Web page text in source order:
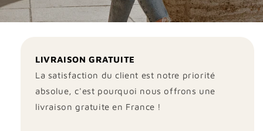
LIVRAISON GRATUITE
La satisfaction du client est notre priorité
absolue, c'est pourquoi nous offrons une
livraison gratuite en France !